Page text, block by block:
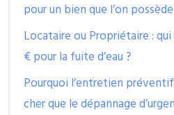
pour un bien que l’on
Locataire ou Propriétaire :
€ pour la fuite d’eau ?
Pourquoi l’entretien
cher que le dépannage